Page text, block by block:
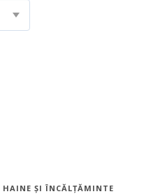
HAINE ȘI ÎNCĂLȚĂMINTE